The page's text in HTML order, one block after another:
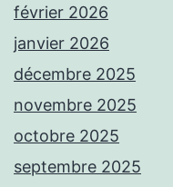
février 2026
janvier 2026
décembre 2025
novembre 2025
octobre 2025
septembre 2025